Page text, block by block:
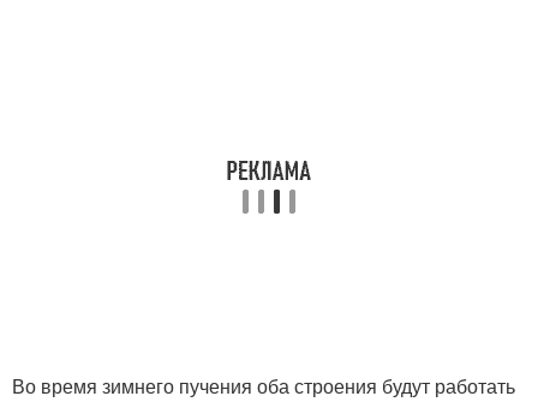
Во время зимнего пучения оба строения будут работать